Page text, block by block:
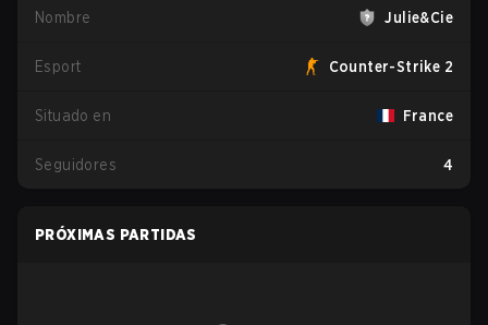
Nombre Julie&Cie
Esport Counter-Strike 2
Situado en France
Seguidores 4
PRÓXIMAS PARTIDAS